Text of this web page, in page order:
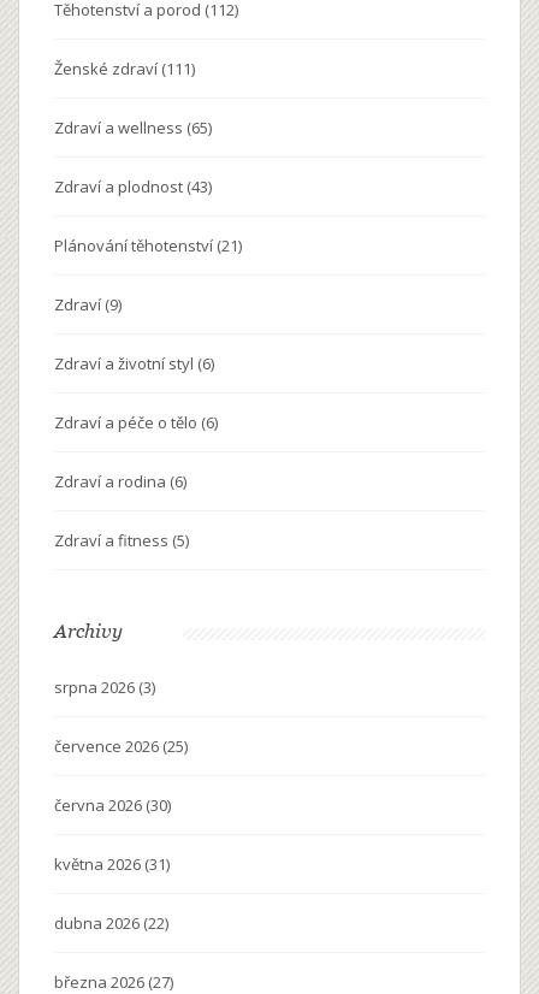
Těhotenství a porod (112)
Ženské zdraví (111)
Zdraví a wellness (65)
Zdraví a plodnost (43)
Plánování těhotenství (21)
Zdraví (9)
Zdraví a životní styl (6)
Zdraví a péče o tělo (6)
Zdraví a rodina (6)
Zdraví a fitness (5)
Archivy
srpna 2026 (3)
července 2026 (25)
června 2026 (30)
května 2026 (31)
dubna 2026 (22)
března 2026 (27)